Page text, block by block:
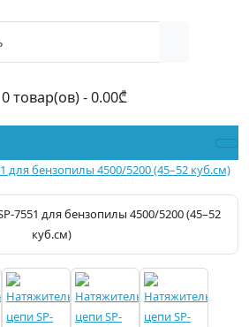
0 товар(ов) - 0.00₾
для бензопилы 4500/5200 (45–52 куб.см)